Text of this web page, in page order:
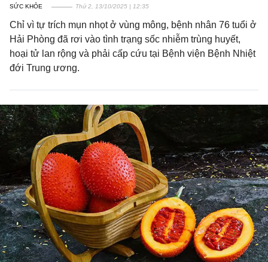
SỨC KHỎE Thứ 2, 13/10/2025 | 12:35
Chỉ vì tự trích mụn nhọt ở vùng mông, bệnh nhân 76 tuổi ở
Hải Phòng đã rơi vào tình trạng sốc nhiễm trùng huyết,
hoại tử lan rộng và phải cấp cứu tại Bệnh viện Bệnh Nhiệt
đới Trung ương.